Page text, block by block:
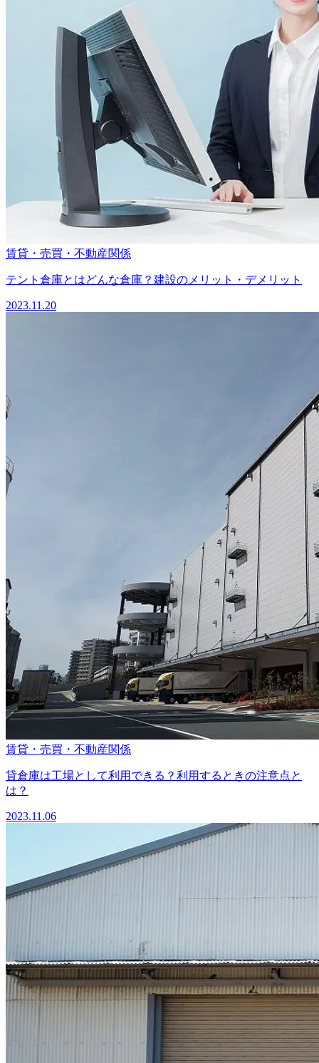
賃貸・売買・不動産関係
テント倉庫とはどんな倉庫？建設のメリット・デメリット
2023.11.20
賃貸・売買・不動産関係
貸倉庫は工場として利用できる？利用するときの注意点と
は？
2023.11.06